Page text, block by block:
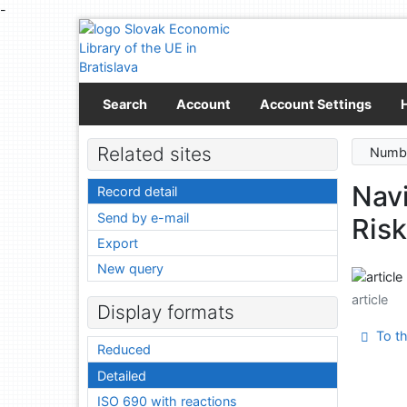
-
Go to content
Go to menu
Accessibility declaration
Search Account Account Settings
article
To
Related sites
Record detail
Send by e-mail
Export
New query
Display formats
Reduced
Detailed
ISO 690 with reactions